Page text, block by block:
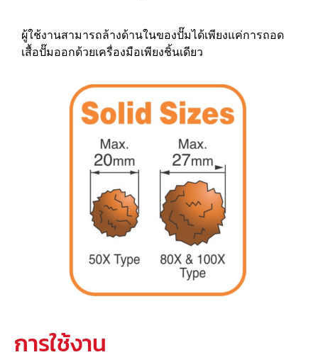
ผู้ใช้งานสามารถล้างด้านในของปั๊มได้เพียงแค่การถอด
เสื้อปั๊มออกด้วยเครื่องมือเพียงชิ้นเดียว
การใช้งาน